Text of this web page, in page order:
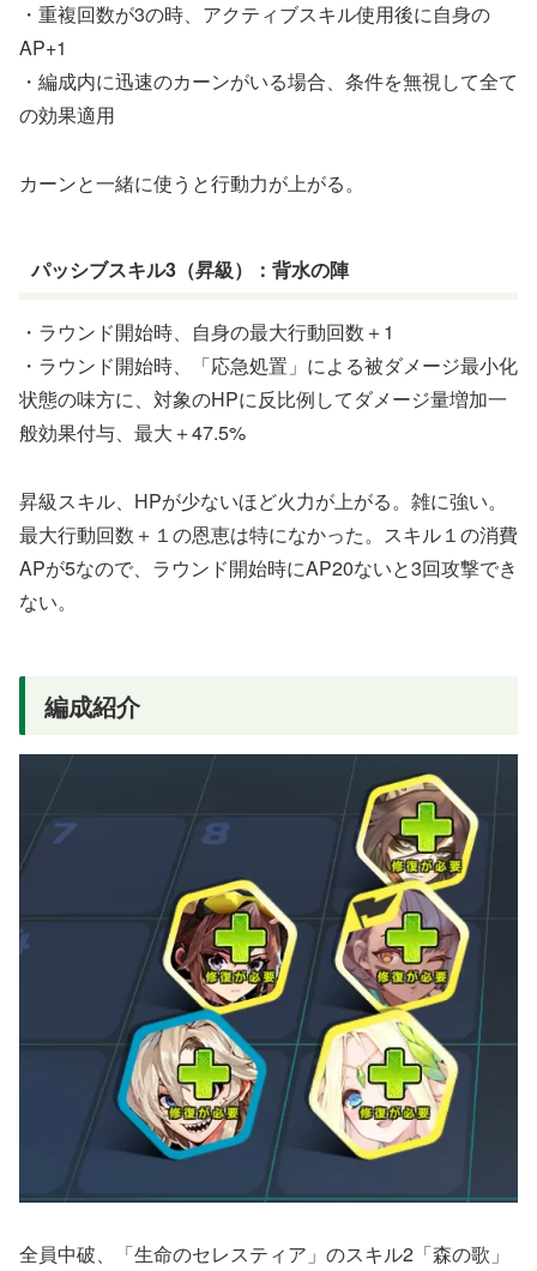
・重複回数が3の時、アクティブスキル使用後に自身の
AP+1
・編成内に迅速のカーンがいる場合、条件を無視して全て
の効果適用
カーンと一緒に使うと行動力が上がる。
パッシブスキル3（昇級）：背水の陣
・ラウンド開始時、自身の最大行動回数＋1
・ラウンド開始時、「応急処置」による被ダメージ最小化
状態の味方に、対象のHPに反比例してダメージ量増加一
般効果付与、最大＋47.5%
昇級スキル、HPが少ないほど火力が上がる。雑に強い。
最大行動回数＋１の恩恵は特になかった。スキル１の消費
APが5なので、ラウンド開始時にAP20ないと3回攻撃でき
ない。
編成紹介
全員中破、「生命のセレスティア」のスキル2「森の歌」